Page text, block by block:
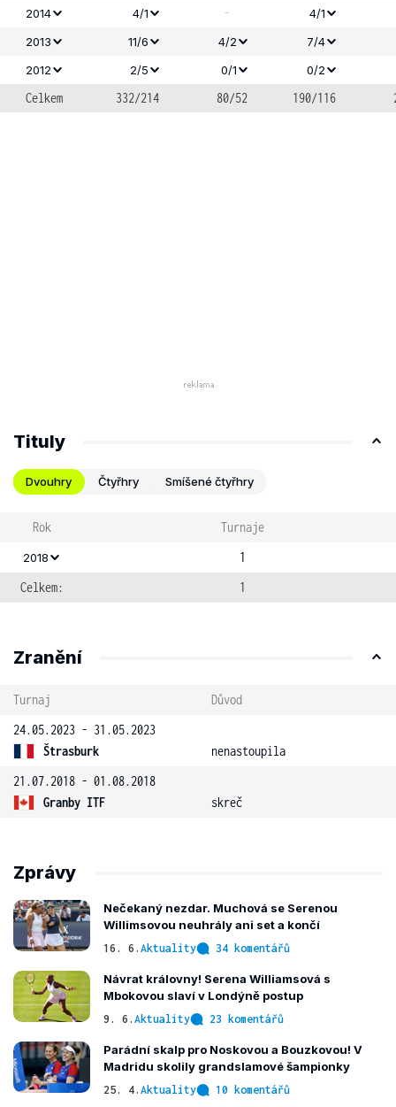
2014
4/1 -
4/1
2013
11/6 4/2
7/4
2012
2/5 0/1 0/2
Celkem 332/214 80/52 190/116
Tituly
Dvouhry Čtyřhry Smíšené čtyřhry
Rok Turnaje
2018
1
Celkem:
1
Zranění
Turnaj
Důvod
24.05.2023 - 31.05.2023
Štrasburk
nenastoupila
21.07.2018 - 01.08.2018
Granby ITF
skreč
Zprávy
Nečekaný nezdar. Muchová se Serenou
Willimsovou neuhrály ani set a končí
16. 6. Aktuality 34 komentářů
Návrat královny! Serena Williamsová s
Mbokovou slaví v Londýně postup
9. 6. Aktuality 23 komentářů
Parádní skalp pro Noskovou a Bouzkovou! V
Madridu skolily grandslamové šampionky
25. 4. Aktuality 10 komentářů